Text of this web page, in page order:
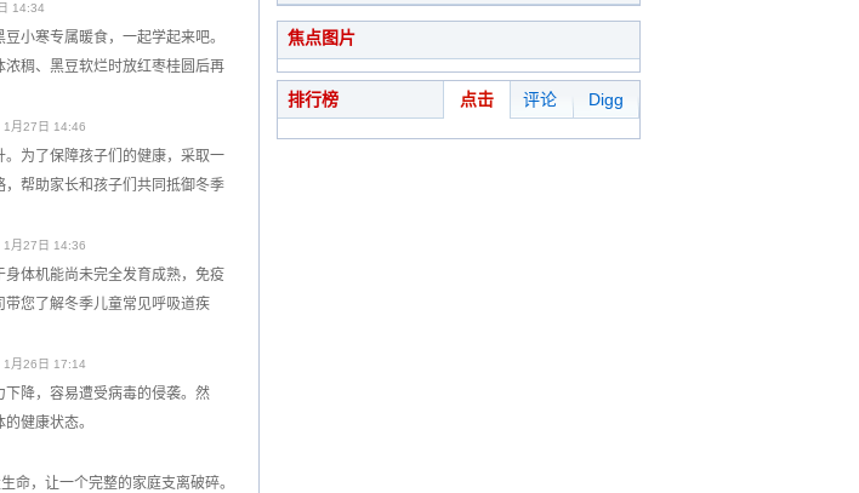
14:34
小寒专属暖食，一起学起来吧。
稠、黑豆软烂时放红枣桂圆后再
1月27日 14:46
为了保障孩子们的健康，采取一
帮助家长和孩子们共同抵御冬季
1月27日 14:36
体机能尚未完全发育成熟，免疫
您了解冬季儿童常见呼吸道疾
1月26日 17:14
降，容易遭受病毒的侵袭。然
健康状态。
命，让一个完整的家庭支离破碎。
焦点图片
排行榜 点击 评论 Digg